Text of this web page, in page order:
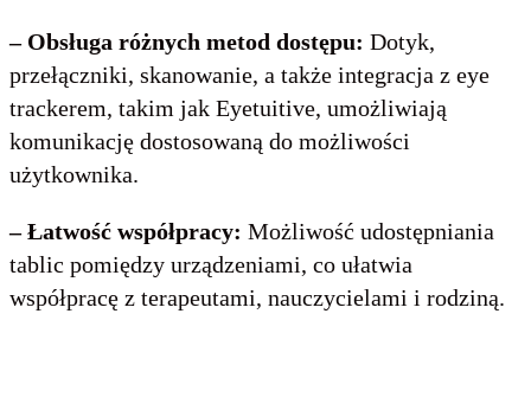
– Obsługa różnych metod dostępu: Dotyk,
przełączniki, skanowanie, a także integracja z eye
trackerem, takim jak Eyetuitive, umożliwiają
komunikację dostosowaną do możliwości
użytkownika.
– Łatwość współpracy: Możliwość udostępniania
tablic pomiędzy urządzeniami, co ułatwia
współpracę z terapeutami, nauczycielami i rodziną.